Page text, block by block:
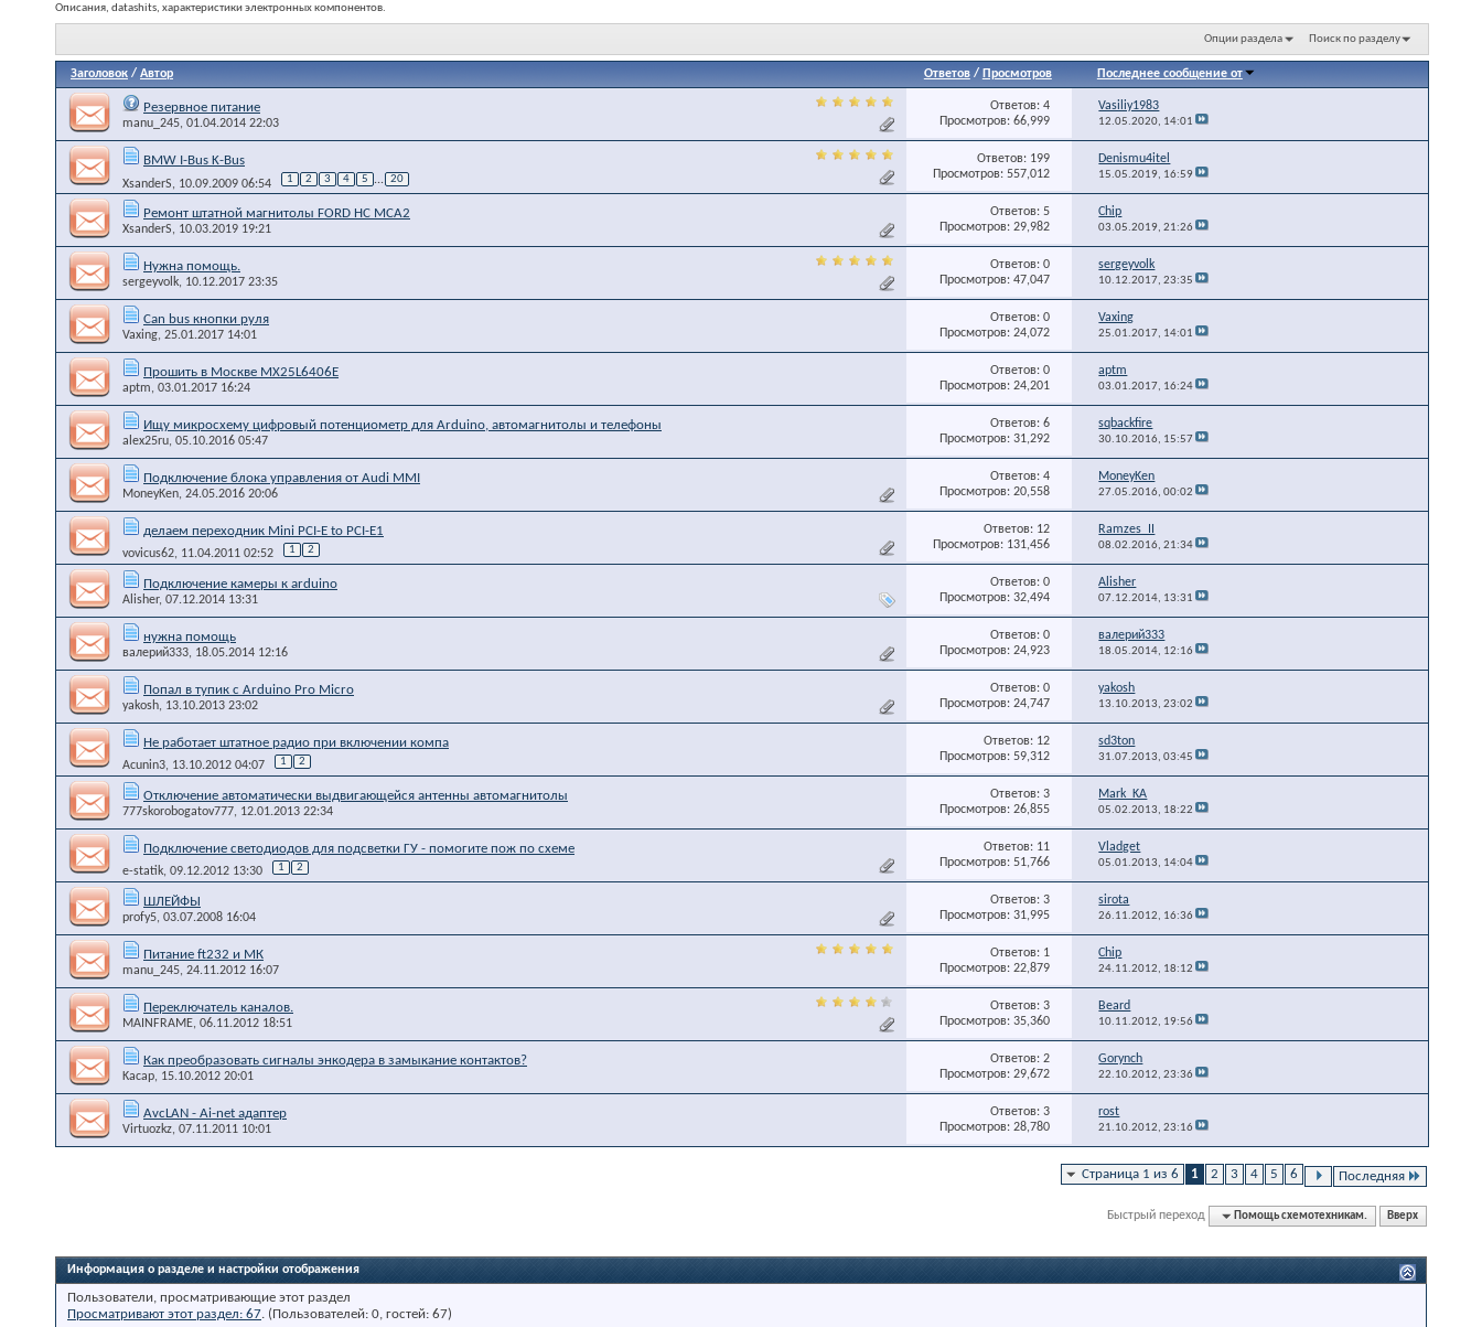
Описания, datashits, характеристики электронных компонентов.
Опции раздела Поиск по разделу
Заголовок / Автор Ответов/ Просмотров Последнее сообщение от
Резервное питание
manu_245, 01.04.2014 22:03
Ответов: 4
Просмотров: 66,999
Vasiliy1983
12.05.2020, 14:01
BMW I-Bus K-Bus
XsanderS, 10.09.2009 06:54 1 2 3 4 5 ... 20
Ответов: 199
Просмотров: 557,012
Denismu4itel
15.05.2019, 16:59
Ремонт штатной магнитолы FORD HC MCA2
XsanderS, 10.03.2019 19:21
Ответов: 5
Просмотров: 29,982
Chip
03.05.2019,21:26
Нужна помощь.
sergeyvolk, 10.12.2017 23:35
Ответов: 0
Просмотров: 47,047
sergeyvolk
10.12.2017,23:35
Can bus кнопки руля
Vaxing, 25.01.2017 14:01
Ответов: 0
Просмотров: 24,072
Vaxing
25.01.2017, 14:01
Прошить в Москве MX25L6406E
aptm, 03.01.2017 16:24
Ответов: 0
Просмотров: 24,201
aptm
03.01.2017, 16:24
Ищу микросхему цифровый потенциометр для Arduino, автомагнитолы и телефоны
alex25ru, 05.10.2016 05:47
Ответов: 6
Просмотров: 31,292
sqbackfire
30.10.2016, 15:57
Подключение блока управления от Audi MMI
MoneyKen, 24.05.2016 20:06
Ответов: 4
Просмотров: 20,558
MoneyKen
27.05.2016,00:02
делаем переходник Mini PCI-E to PCI-E1
vovicus62, 11.04.2011 02:52 1 2
Ответов: 12
Просмотров: 131,456
Ramzes_II
08.02.2016,21:34
Подключение камеры к arduino
Alisher, 07.12.2014 13:31
Ответов: 0
Просмотров: 32,494
Alisher
07.12.2014, 13:31
нужна помощь
валерий333, 18.05.2014 12:16
Ответов: 0
Просмотров: 24,923
валерий333
18.05.2014, 12:16
Попал в тупик с Arduino Pro Micro
yakosh, 13.10.2013 23:02
Ответов: 0
Просмотров: 24,747
yakosh
13.10.2013,23:02
Не работает штатное радио при включении компа
Acunin3, 13.10.2012 04:07 1 2
Ответов: 12
Просмотров: 59,312
sd3ton
31.07.2013,03:45
Отключение автоматически выдвигающейся антенны автомагнитолы
777skorobogatov777, 12.01.2013 22:34
Ответов: 3
Просмотров: 26,855
Mark_KA
05.02.2013, 18:22
Подключение светодиодов для подсветки ГУ - помогите пож по схеме
e-statik, 09.12.2012 13:30 1 2
Ответов: 11
Просмотров: 51,766
Vladget
05.01.2013, 14:04
ШЛЕЙФЫ
profy5, 03.07.2008 16:04
Ответов: 3
Просмотров: 31,995
sirota
26.11.2012, 16:36
Питание ft232 и МК
manu_245, 24.11.2012 16:07
Ответов: 1
Просмотров: 22,879
Chip
24.11.2012, 18:12
Переключатель каналов.
MAINFRAME, 06.11.2012 18:51
Ответов: 3
Просмотров: 35,360
Beard
10.11.2012, 19:56
Как преобразовать сигналы энкодера в замыкание контактов?
Kacap, 15.10.2012 20:01
Ответов: 2
Просмотров: 29,672
Gorynch
22.10.2012,23:36
AvcLAN - Ai-net адаптер
Virtuozkz, 07.11.2011 10:01
Ответов: 3
Просмотров: 28,780
rost
21.10.2012,23:16
Страница 1 из 6 1 2 3 4 5 6 Последняя
Быстрый переход Помощь схемотехникам. Вверх
Информация о разделе и настройки отображения
Пользователи, просматривающие этот раздел
Просматривают этот раздел: 67. (Пользователей: 0, гостей: 67)